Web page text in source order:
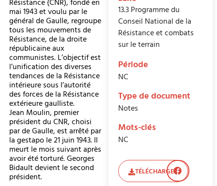
Résistance (CNR), fondé en
mai 1943 et voulu par le
général de Gaulle, regroupe
tous les mouvements de
Résistance, de la droite
républicaine aux
communistes. L’objectif est
l’unification des diverses
tendances de la Résistance
intérieure sous l’autorité
des forces de la Résistance
extérieure gaulliste.
Jean Moulin, premier
président du CNR, choisi
par de Gaulle, est arrêté par
la gestapo le 21 juin 1943. Il
meurt le mois suivant après
avoir été torturé. Georges
Bidault devient le second
président.
13.3 Programme du
Conseil National de la
Résistance et combats
sur le terrain
Période
NC
Type de document
Notes
Mots-clés
NC
TÉLÉCHARGER